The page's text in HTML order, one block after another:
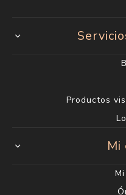
Productos
Mi